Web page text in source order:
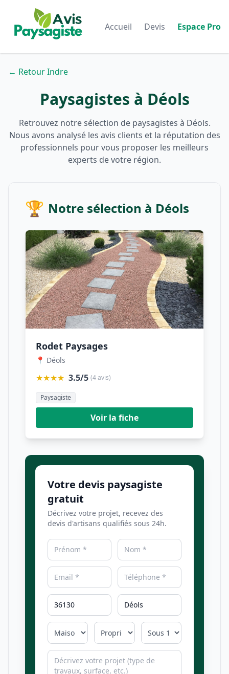
Accueil Devis Espace Pro
← Retour Indre
Paysagistes à Déols
Retrouvez notre sélection de paysagistes à Déols.
Nous avons analysé les avis clients et la réputation des
professionnels pour vous proposer les meilleurs
experts de votre région.
🏆 Notre sélection à Déols
Rodet Paysages
📍 Déols
★★★★ 3.5/5 (4 avis)
Paysagiste
Voir la fiche
Votre devis paysagiste
gratuit
Décrivez votre projet, recevez des
devis d'artisans qualifiés sous 24h.